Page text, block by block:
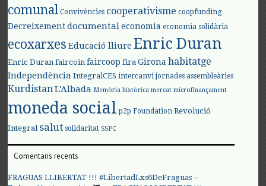
comunal Convivències cooperativisme coopfunding
Decreixement documental economia economia solidària
ecoxarxes Educació lliure Enric Duran
Enric Duran faircoin faircoop fira Girona habitatge
Independència IntegralCES intercanvi jornades assembleàries
KurdistanL'Albada Memòria històrica mercat microfinançament
moneda social p2p Foundation Revolució
Integral salut solidaritat SSPC
Comentaris recents
FRAGUAS LLIBERTAT !!! #LibertadLxs6DeFraguas –